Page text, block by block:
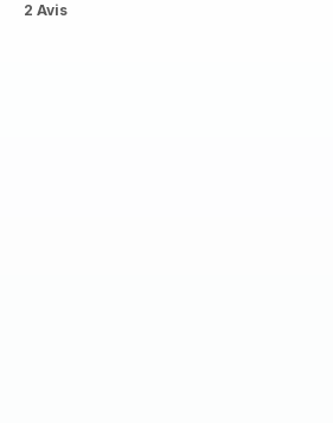
Avis
2 Avis